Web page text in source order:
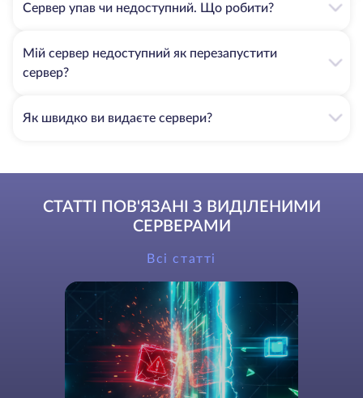
Сервер упав чи недоступний. Що робити?
Мій сервер недоступний як перезапустити
сервер?
Як швидко ви видаєте сервери?
СТАТТІ ПОВ'ЯЗАНІ З ВИДІЛЕНИМИ
СЕРВЕРАМИ
Всі статті